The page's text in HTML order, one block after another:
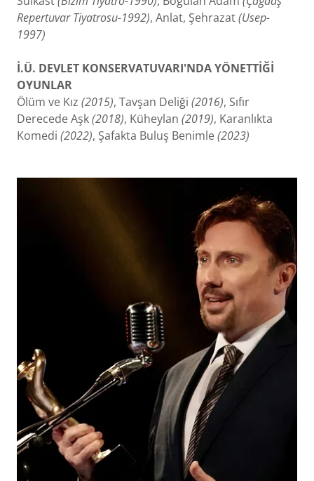
Repertuvar Tiyatrosu-1992), Anlat, Şehrazat(Usep-
1997)
İ.Ü. DEVLET KONSERVATUVARI'NDA YÖNETTİĞİ
OYUNLAR
Ölüm ve Kız (2015), Tavşan Deliği (2016), Sıfır
Derecede Aşk(2018), Küheylan (2019), Karanlıkta
Komedi (2022), Şafakta Buluş Benimle(2023)